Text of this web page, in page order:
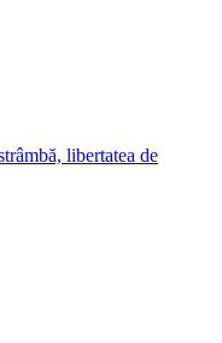
libertatea de